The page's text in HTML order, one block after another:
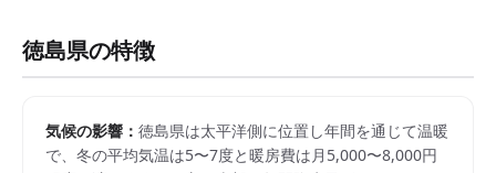
徳島県の特徴
気候の影響： 徳島県は太平洋側に位置し年間を通じて温暖
で、冬の平均気温は5〜7度と暖房費は月5,000〜8,000円